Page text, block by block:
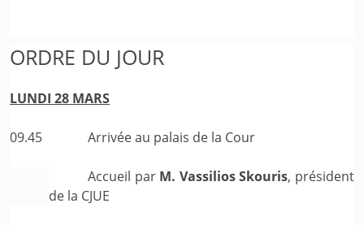
ORDRE DU JOUR
LUNDI 28 MARS
09.45 Arrivée au palais de la Cour
Accueil parM. Vassilios Skouris, président
de la CJUE